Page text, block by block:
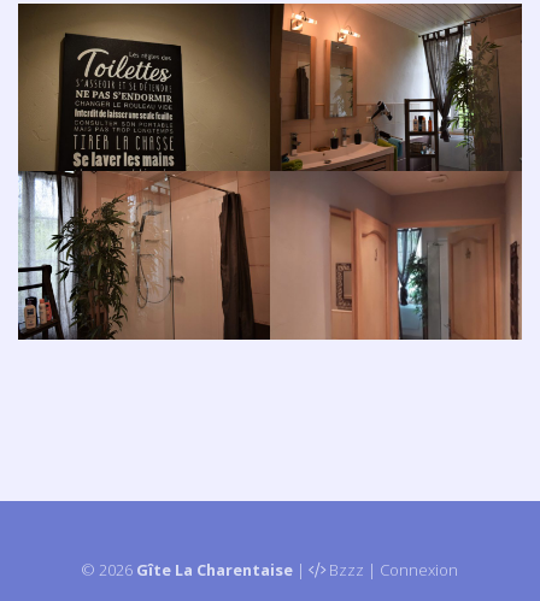
© 2026 Gîte La Charentaise | Bzzz | Connexion